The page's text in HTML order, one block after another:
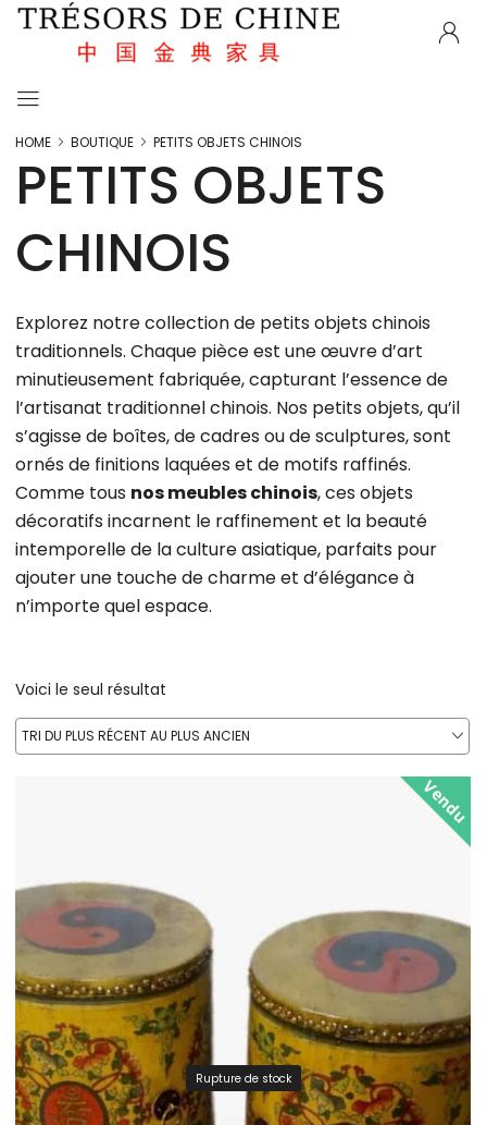
PETITS OBJETS
CHINOIS
HOME BOUTIQUE PETITS OBJETS CHINOIS
Explorez notre collection de petits objets chinois
traditionnels. Chaque pièce est une œuvre d’art
minutieusement fabriquée, capturant l’essence de
l’artisanat traditionnel chinois. Nos petits objets, qu’il
s’agisse de boîtes, de cadres ou de sculptures, sont
ornés de finitions laquées et de motifs raffinés.
Comme tous nos meubles chinois, ces objets
décoratifs incarnent le raffinement et la beauté
intemporelle de la culture asiatique, parfaits pour
ajouter une touche de charme et d’élégance à
n’importe quel espace.
Voici le seul résultat
TRI DU PLUS RÉCENT AU PLUS ANCIEN
Vendu
Rupture de stock